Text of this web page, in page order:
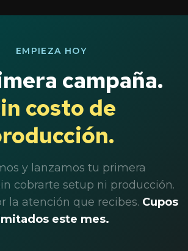
EMPIEZA HOY
campaña.
costo de
y lanzamos tu primera
cobrarte setup ni producción.
la atención que recibes. Cupos
este mes.